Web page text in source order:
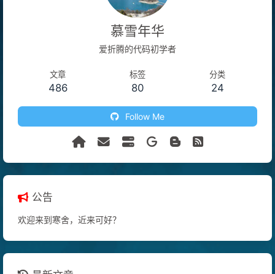
慕雪年华
爱折腾的代码初学者
文章
486
标签
80
分类
24
Follow Me
公告
欢迎来到寒舍，近来可好？